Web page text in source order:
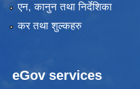
एन, कानुन तथा निर्देशिका
कर तथा शुल्कहरु
eGov services